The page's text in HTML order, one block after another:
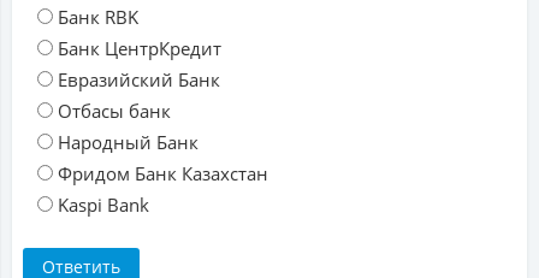
Банк RBK
Банк ЦентрКредит
Евразийский Банк
Отбасы банк
Народный Банк
Фридом Банк Казахстан
Kaspi Bank